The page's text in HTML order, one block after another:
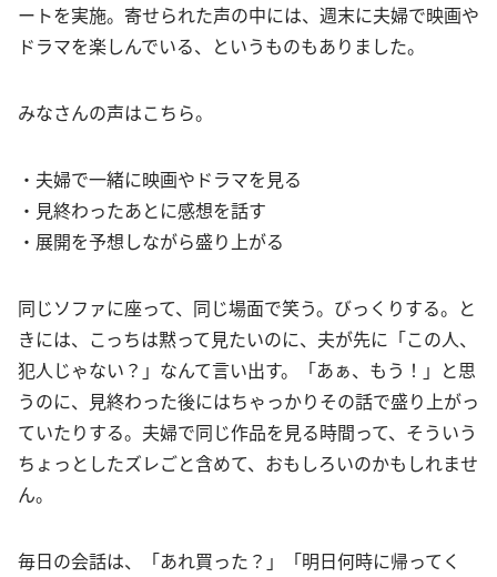
ートを実施。寄せられた声の中には、週末に夫婦で映画や
ドラマを楽しんでいる、というものもありました。
みなさんの声はこちら。
・夫婦で一緒に映画やドラマを見る
・見終わったあとに感想を話す
・展開を予想しながら盛り上がる
同じソファに座って、同じ場面で笑う。びっくりする。と
きには、こっちは黙って見たいのに、夫が先に「この人、
犯人じゃない？」なんて言い出す。「あぁ、もう！」と思
うのに、見終わった後にはちゃっかりその話で盛り上がっ
ていたりする。夫婦で同じ作品を見る時間って、そういう
ちょっとしたズレごと含めて、おもしろいのかもしれませ
ん。
毎日の会話は、「あれ買った？」「明日何時に帰ってく